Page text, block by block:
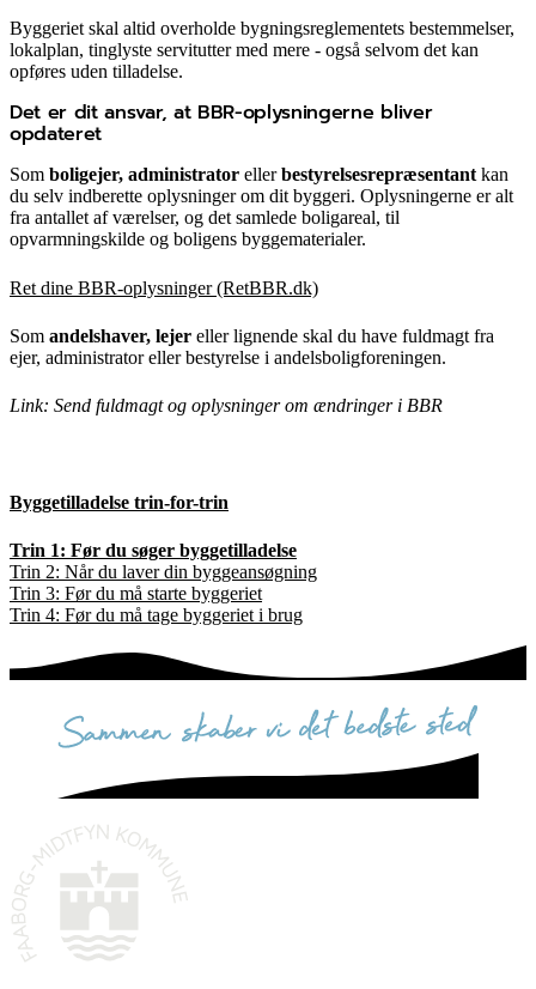
Byggeriet skal altid overholde bygningsreglementets bestemmelser,
lokalplan, tinglyste servitutter med mere - også selvom det kan
opføres uden tilladelse.
Det er dit ansvar, at BBR-oplysningerne bliver
opdateret
Som boligejer, administrator ellerbestyrelsesrepræsentant kan
du selv indberette oplysninger om dit byggeri. Oplysningerne er alt
fra antallet af værelser, og det samlede boligareal, til
opvarmningskilde og boligens byggematerialer.
Ret dine BBR-oplysninger (RetBBR.dk)
Som andelshaver, lejer eller lignende skal du have fuldmagt fra
ejer, administrator eller bestyrelse i andelsboligforeningen.
Link: Send fuldmagt og oplysninger om ændringer i BBR
Byggetilladelse trin-for-trin
Trin 1: Før du søger byggetilladelse
Trin 2: Når du laver din byggeansøgning
Trin 3: Før du må starte byggeriet
Trin 4: Før du må tage byggeriet i brug
sammen skaber vi det bedste sted